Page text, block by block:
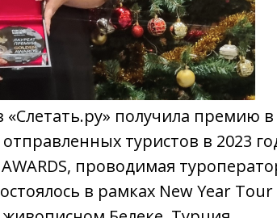
«Слетать.ру» получила премию
туристов в 2023
проводимая
в рамках New Year Tour